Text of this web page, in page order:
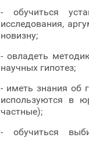
- обучиться
исследования,
новизну;
- овладеть
научных гипотез;
- иметь знания об
используются в
частные);
- обучиться